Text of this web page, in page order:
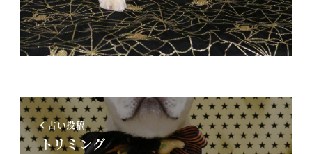
古い投稿
トリミング